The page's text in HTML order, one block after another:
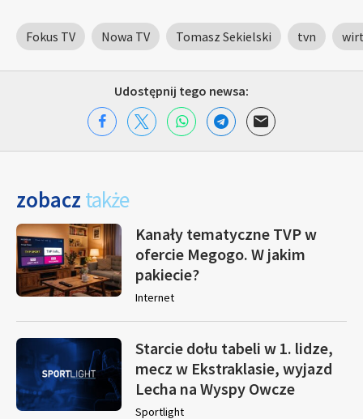
Fokus TV Nowa TV Tomasz Sekielski tvn
Udostępnij tego newsa:
zobacz także
Kanały tematyczne TVP w
ofercie Megogo. W jakim
pakiecie?
Internet
Starcie dołu tabeli w 1. lidze,
mecz w Ekstraklasie, wyjazd
Lecha na Wyspy Owcze
Sportlight